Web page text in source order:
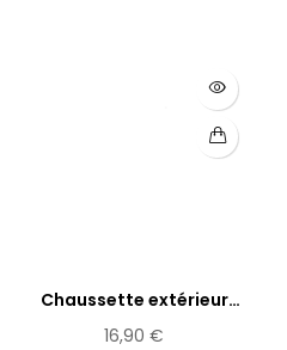
Chaussette extérieur
laine...
16,90 €